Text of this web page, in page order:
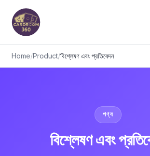
Home/Product/বিশ্লেষণ এবং প্রতিবেদন
পণ্য
বিশ্লেষণ এবং